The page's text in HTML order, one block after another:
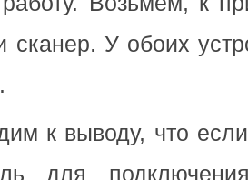
сканер. У обоих
к выводу, что
для